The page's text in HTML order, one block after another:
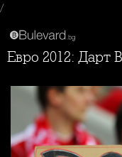
/
Евро 2012: